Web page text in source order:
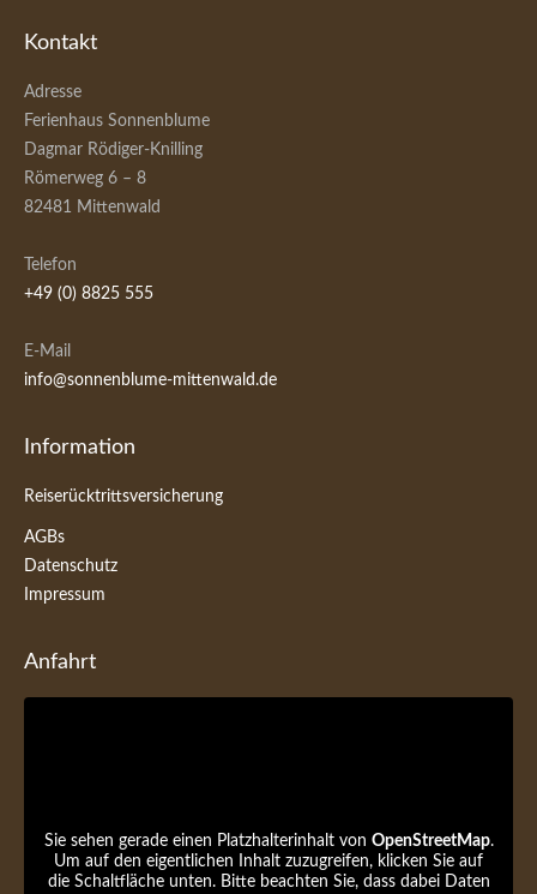
Kontakt
Adresse
Ferienhaus Sonnenblume
Dagmar Rödiger-Knilling
Römerweg 6 – 8
82481 Mittenwald
Telefon
+49 (0) 8825 555
E-Mail
info@sonnenblume-mittenwald.de
Information
Reiserücktrittsversicherung
AGBs
Datenschutz
Impressum
Anfahrt
Sie sehen gerade einen Platzhalterinhalt von OpenStreetMap.
Um auf den eigentlichen Inhalt zuzugreifen, klicken Sie auf
die Schaltfläche unten. Bitte beachten Sie, dass dabei Daten